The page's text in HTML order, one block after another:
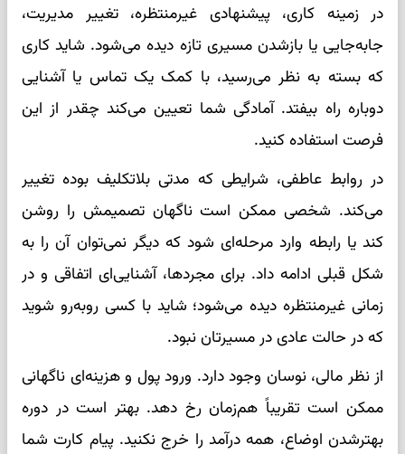
در زمینه کاری، پیشنهادی غیرمنتظره، تغییر مدیریت،
جابه‌جایی یا بازشدن مسیری تازه دیده می‌شود. شاید کاری
که بسته به نظر می‌رسید، با کمک یک تماس یا آشنایی
دوباره راه بیفتد. آمادگی شما تعیین می‌کند چقدر از این
فرصت استفاده کنید.
در روابط عاطفی، شرایطی که مدتی بلاتکلیف بوده تغییر
می‌کند. شخصی ممکن است ناگهان تصمیمش را روشن
کند یا رابطه وارد مرحله‌ای شود که دیگر نمی‌توان آن را به
شکل قبلی ادامه داد. برای مجردها، آشنایی‌ای اتفاقی و در
زمانی غیرمنتظره دیده می‌شود؛ شاید با کسی روبه‌رو شوید
که در حالت عادی در مسیرتان نبود.
از نظر مالی، نوسان وجود دارد. ورود پول و هزینه‌ای ناگهانی
ممکن است تقریباً هم‌زمان رخ دهد. بهتر است در دوره
بهترشدن اوضاع، همه درآمد را خرج نکنید. پیام کارت شما